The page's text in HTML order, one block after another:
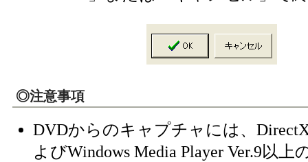
◎注意事項
DVDからのキャプチャには、
よびWindows Media Player Ver.9以上